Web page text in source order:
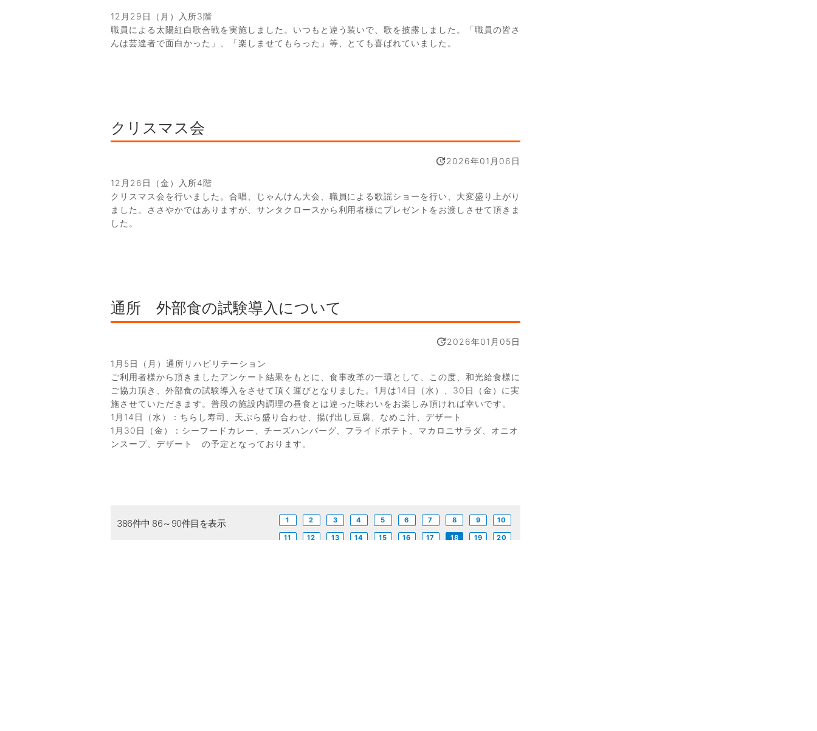
12月29日（月）入所3階
職員による太陽紅白歌合戦を実施しました。いつもと違う装いで、歌を披露しました。「職員の皆さ
んは芸達者で面白かった」、「楽しませてもらった」等、とても喜ばれていました。
クリスマス会
2026年01月06日
12月26日（金）入所4階
クリスマス会を行いました。合唱、じゃんけん大会、職員による歌謡ショーを行い、大変盛り上がり
ました。ささやかではありますが、サンタクロースから利用者様にプレゼントをお渡しさせて頂きま
した。
通所 外部食の試験導入について
2026年01月05日
1月5日（月）通所リハビリテーション
ご利用者様から頂きましたアンケート結果をもとに、食事改革の一環として、この度、和光給食様に
ご協力頂き、外部食の試験導入をさせて頂く運びとなりました。1月は14日（水）、30日（金）に実
施させていただきます。普段の施設内調理の昼食とは違った味わいをお楽しみ頂ければ幸いです。
1月14日（水）：ちらし寿司、天ぷら盛り合わせ、揚げ出し豆腐、なめこ汁、デザート
1月30日（金）：シーフードカレー、チーズハンバーグ、フライドポテト、マカロニサラダ、オニオ
ンスープ、デザート の予定となっております。
386件中 86～90件目を表示 1 2 3 4 5 6 7 8 9 10
11 12 13 14 15 16 17 18 19 20